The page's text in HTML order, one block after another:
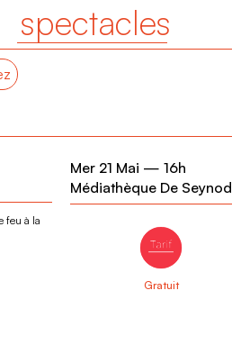
spectacles
feu à la
Mer 21 Mai — 16h
Médiathèque De Seynod
Gratuit